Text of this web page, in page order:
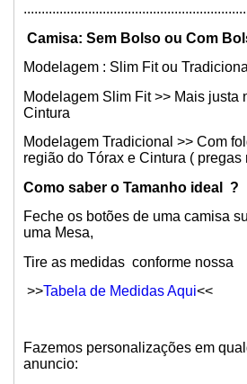
Camisa: Sem Bolso ou Com
Modelagem : Slim Fit ou
Modelagem Slim Fit >> Mais justa
Cintura
Modelagem Tradicional >> Com
região do Tórax e Cintura ( pregas
Como saber o Tamanho ideal ?
Feche os botões de uma camisa
uma Mesa,
Tire as medidas conforme nossa
>>Tabela de Medidas Aqui<<
Fazemos personalizações em
anuncio: